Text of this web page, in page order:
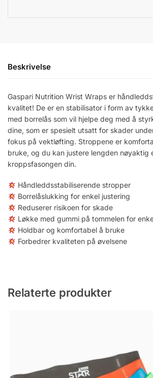
Beskrivelse
Gaspari Nutrition Wrist Wraps er
kvalitet! De er en stabilisator i form av
med borrelås som vil hjelpe deg med å
dine, som er spesielt utsatt for skader
fokus på vektløfting. Stroppene er
bruke, og du kan justere lengden nøyaktig
kroppsfasongen din.
Håndleddsstabiliserende stropper
Borrelåslukking for enkel justering
Reduserer risikoen for skade
Løkke med gummi på tommelen for
Holdbar og komfortabel å bruke
Forbedrer kvaliteten på øvelsene
Relaterte produkter